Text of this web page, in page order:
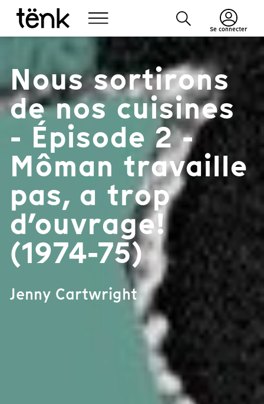
Se connecter
Nous sortirons
de nos cuisines
- Épisode 2 -
Môman travaille
pas, a trop
d’ouvrage!
(1974-75)
Jenny Cartwright